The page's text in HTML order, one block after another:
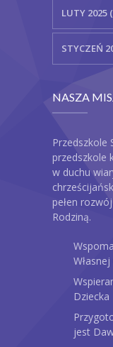
LUTY 2025
STYCZEŃ
NASZA
Przedszkole
przedszkole
w duchu
pełen
Rodziną.
Dziecka
jest